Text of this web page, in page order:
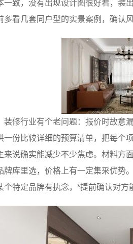
一致，没有出现设计图很好看，装
看几套同户型的实景案例，确认
装修行业有个老问题：报价时故意
一份比较详细的预算清单，把每个
来说确实能减少不少焦虑。材料方
牌库里选，价格上有一定集采优势
个特定品牌有执念，*提前确认对方